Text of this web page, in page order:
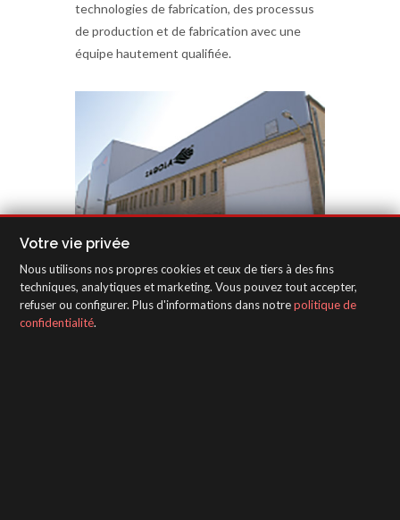
technologies de fabrication, des processus
de production et de fabrication avec une
équipe hautement qualifiée.
Votre vie privée
Nous utilisons nos propres cookies et ceux de tiers à des fins
techniques, analytiques et marketing. Vous pouvez tout accepter,
refuser ou configurer. Plus d'informations dans notrepolitique de
confidentialité.